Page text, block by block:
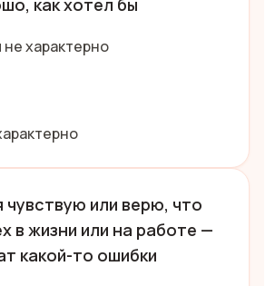
как хотел бы
характерно
чувствую или верю, что
в жизни или на работе —
какой-то ошибки